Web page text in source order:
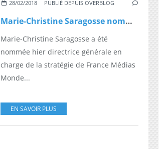
28/02/2018 PUBLIÉ DEPUIS OVERBLOG
Marie-Christine Saragosse nommée directrice générale de France Médias Monde
Marie-Christine Saragosse a été
nommée hier directrice générale en
charge de la stratégie de France Médias
Monde...
EN SAVOIR PLUS